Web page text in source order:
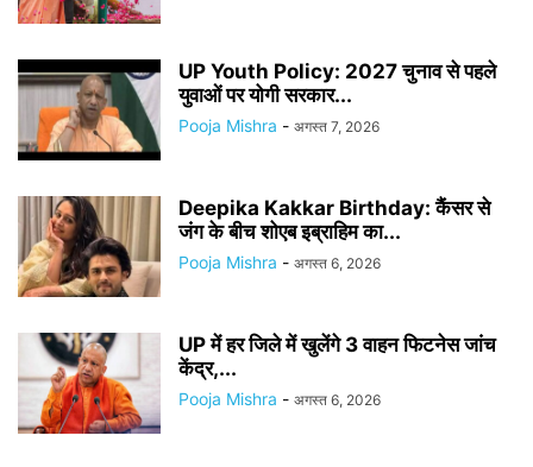
UP Youth Policy: 2027 चुनाव से पहले
युवाओं पर योगी सरकार...
Pooja Mishra - अगस्त 7, 2026
Deepika Kakkar Birthday: कैंसर से
जंग के बीच शोएब इब्राहिम का...
Pooja Mishra - अगस्त 6, 2026
UP में हर जिले में खुलेंगे 3 वाहन फिटनेस जांच
केंद्र,...
Pooja Mishra - अगस्त 6, 2026